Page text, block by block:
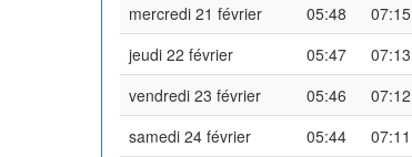
mercredi 21 février
05:48 07:15
jeudi 22 février
05:47 07:13
vendredi 23 février
05:46 07:12
samedi 24 février
05:44 07:11